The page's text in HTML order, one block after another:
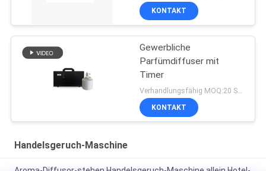
KONTAKT
Gewerbliche
Parfümdiffuser mit
Timer
Verhandlungsfähig MOQ:20 Stücke
KONTAKT
Handelsgeruch-Maschine